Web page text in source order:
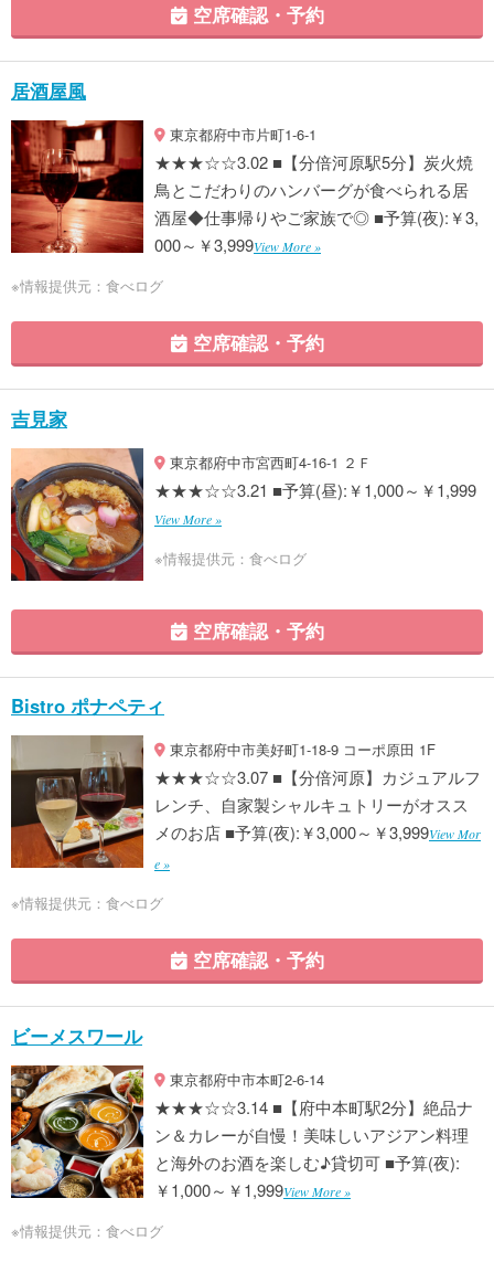
空席確認・予約
居酒屋風
東京都府中市片町1-6-1
★★★☆☆3.02 ■【分倍河原駅5分】炭火焼
鳥とこだわりのハンバーグが食べられる居
酒屋◆仕事帰りやご家族で◎ ■予算(夜):￥3,
000～￥3,999View More »
※情報提供元：食べログ
空席確認・予約
吉見家
東京都府中市宮西町4-16-1 ２Ｆ
★★★☆☆3.21 ■予算(昼):￥1,000～￥1,999
View More »
※情報提供元：食べログ
空席確認・予約
Bistro ポナペティ
東京都府中市美好町1-18-9 コーポ原田 1F
★★★☆☆3.07 ■【分倍河原】カジュアルフ
レンチ、自家製シャルキュトリーがオスス
メのお店 ■予算(夜):￥3,000～￥3,999View Mor
e »
※情報提供元：食べログ
空席確認・予約
ビーメスワール
東京都府中市本町2-6-14
★★★☆☆3.14 ■【府中本町駅2分】絶品ナ
ン＆カレーが自慢！美味しいアジアン料理
と海外のお酒を楽しむ♪貸切可 ■予算(夜):
￥1,000～￥1,999View More »
※情報提供元：食べログ